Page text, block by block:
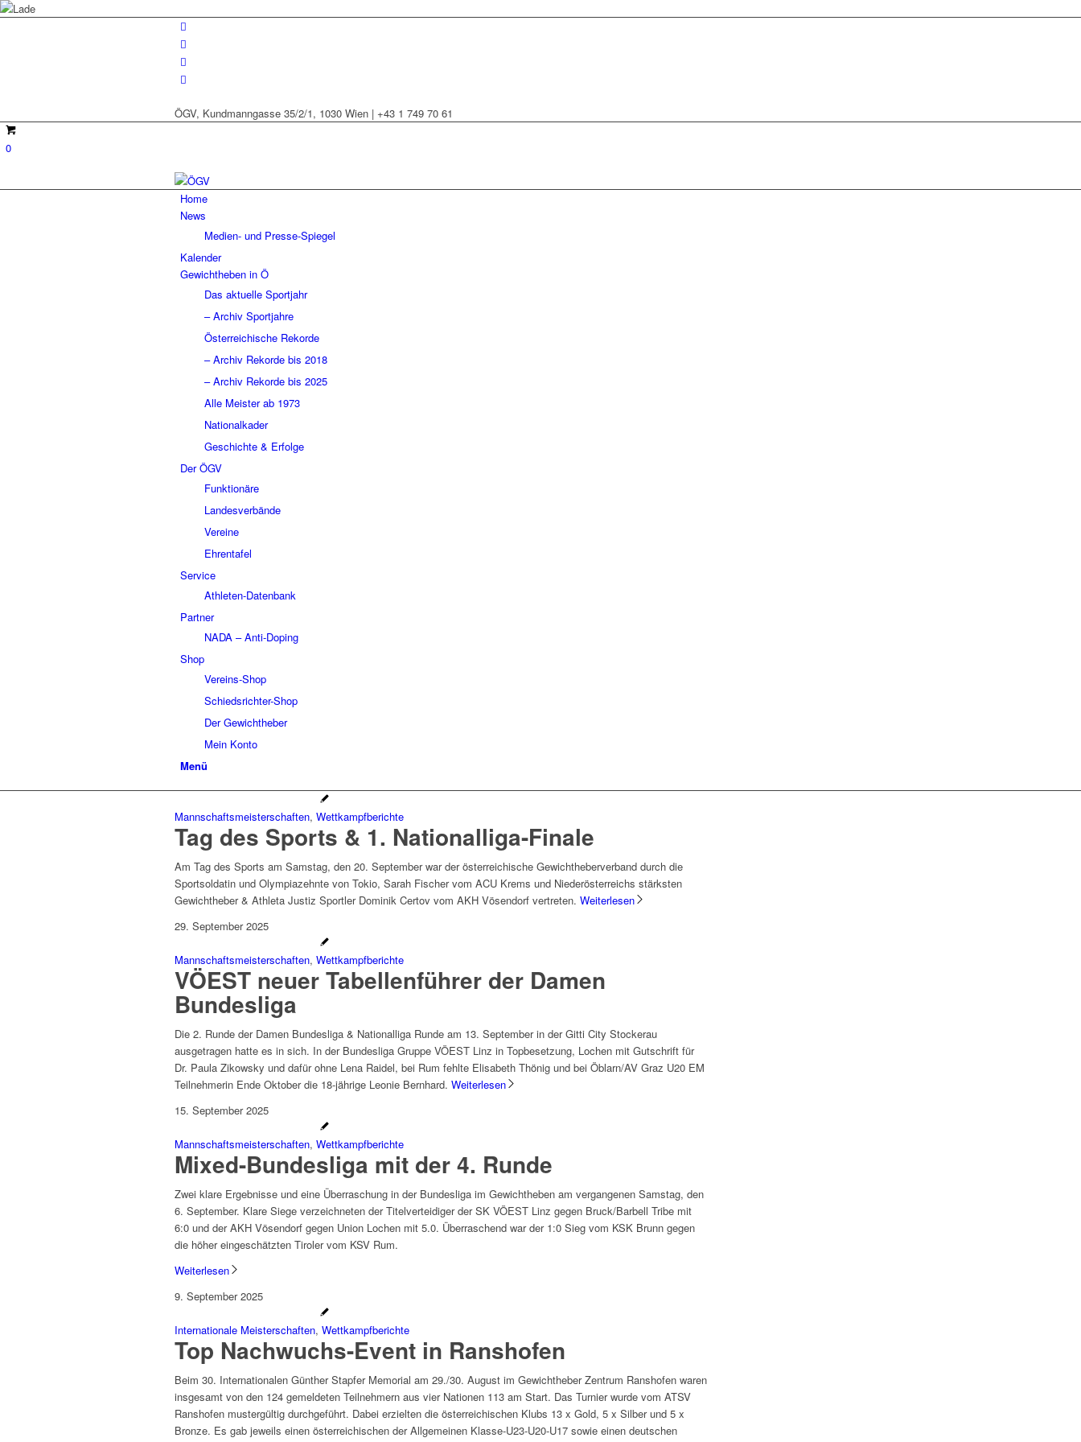
ÖGV, Kundmanngasse 35/2/1, 1030 Wien | +43 1 749 70 61
0
Home
News
Medien- und Presse-Spiegel
Kalender
Gewichtheben in Ö
Das aktuelle Sportjahr
– Archiv Sportjahre
Österreichische Rekorde
– Archiv Rekorde bis 2018
– Archiv Rekorde bis 2025
Alle Meister ab 1973
Nationalkader
Geschichte & Erfolge
Der ÖGV
Funktionäre
Landesverbände
Vereine
Ehrentafel
Service
Athleten-Datenbank
Partner
NADA – Anti-Doping
Shop
Vereins-Shop
Schiedsrichter-Shop
Der Gewichtheber
Mein Konto
Menü
Mannschaftsmeisterschaften, Wettkampfberichte
Tag des Sports & 1. Nationalliga-Finale
Am Tag des Sports am Samstag, den 20. September war der österreichische Gewichtheberverband durch die
Sportsoldatin und Olympiazehnte von Tokio, Sarah Fischer vom ACU Krems und Niederösterreichs stärksten
Gewichtheber & Athleta Justiz Sportler Dominik Certov vom AKH Vösendorf vertreten. Weiterlesen
29. September 2025
Mannschaftsmeisterschaften, Wettkampfberichte
VÖEST neuer Tabellenführer der Damen
Bundesliga
Die 2. Runde der Damen Bundesliga & Nationalliga Runde am 13. September in der Gitti City Stockerau
ausgetragen hatte es in sich. In der Bundesliga Gruppe VÖEST Linz in Topbesetzung, Lochen mit Gutschrift für
Dr. Paula Zikowsky und dafür ohne Lena Raidel, bei Rum fehlte Elisabeth Thönig und bei Öblarn/AV Graz U20 EM
Teilnehmerin Ende Oktober die 18-jährige Leonie Bernhard. Weiterlesen
15. September 2025
Mannschaftsmeisterschaften, Wettkampfberichte
Mixed-Bundesliga mit der 4. Runde
Zwei klare Ergebnisse und eine Überraschung in der Bundesliga im Gewichtheben am vergangenen Samstag, den
6. September. Klare Siege verzeichneten der Titelverteidiger der SK VÖEST Linz gegen Bruck/Barbell Tribe mit
6:0 und der AKH Vösendorf gegen Union Lochen mit 5.0. Überraschend war der 1:0 Sieg vom KSK Brunn gegen
die höher eingeschätzten Tiroler vom KSV Rum.
Weiterlesen
9. September 2025
Internationale Meisterschaften, Wettkampfberichte
Top Nachwuchs-Event in Ranshofen
Beim 30. Internationalen Günther Stapfer Memorial am 29./30. August im Gewichtheber Zentrum Ranshofen waren
insgesamt von den 124 gemeldeten Teilnehmern aus vier Nationen 113 am Start. Das Turnier wurde vom ATSV
Ranshofen mustergültig durchgeführt. Dabei erzielten die österreichischen Klubs 13 x Gold, 5 x Silber und 5 x
Bronze. Es gab jeweils einen österreichischen der Allgemeinen Klasse-U23-U20-U17 sowie einen deutschen